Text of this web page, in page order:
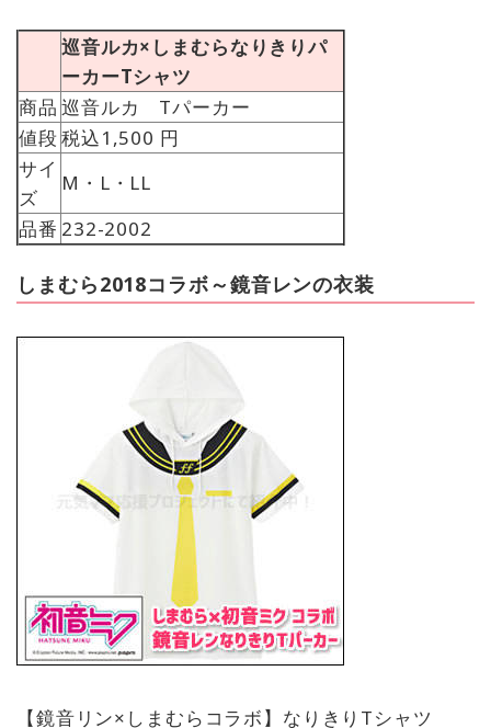
巡音ルカ×しまむらなりきりパ
ーカーTシャツ
商品 巡音ルカ Tパーカー
値段税込1,500 円
サイ
ズ
M・L・LL
品番 232-2002
しまむら2018コラボ～鏡音レンの衣装
【鏡音リン×しまむらコラボ】なりきりTシャツ